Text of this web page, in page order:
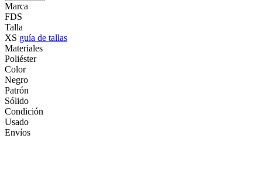
Marca
FDS
Talla
XS guía de tallas
Materiales
Poliéster
Color
Negro
Patrón
Sólido
Condición
Usado
Envíos